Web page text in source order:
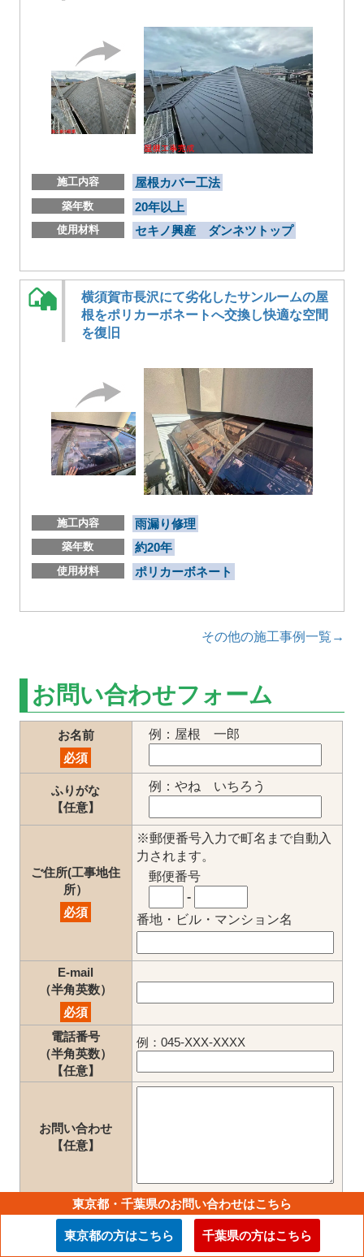
施工内容 屋根カバー工法
築年数 20年以上
使用材料 セキノ興産 ダンネツトップ
横須賀市長沢にて劣化したサンルームの屋
根をポリカーボネートへ交換し快適な空間
を復旧
施工内容 雨漏り修理
築年数 約20年
使用材料 ポリカーボネート
その他の施工事例一覧→
お問い合わせフォーム
お名前
必須
例：屋根 一郎
ふりがな
【任意】
例：やね いちろう
ご住所(工事地住
所）
必須
※郵便番号入力で町名まで自動入
力されます。
郵便番号
-
番地・ビル・マンション名
E-mail
（半角英数）
必須
電話番号
（半角英数）
【任意】
例：045-XXX-XXXX
お問い合わせ
【任意】
入力内容をご確認の上、よろしければ「確認画面へ」ボ
タンを押して入力内容確認画面へお進みください。
東京都・千葉県のお問い合わせはこちら
東京都の方はこちら 千葉県の方はこちら